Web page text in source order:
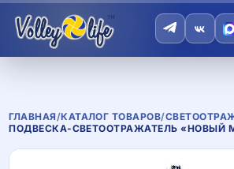
ГЛАВНАЯ/КАТАЛОГ ТОВАРОВ/
ПОДВЕСКА-СВЕТООТРАЖАТЕЛЬ «НОВЫЙ